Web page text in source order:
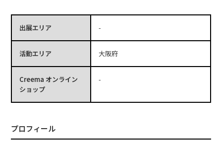
出展エリア -
活動エリア 大阪府
Creema オンライン
ショップ
-
プロフィール